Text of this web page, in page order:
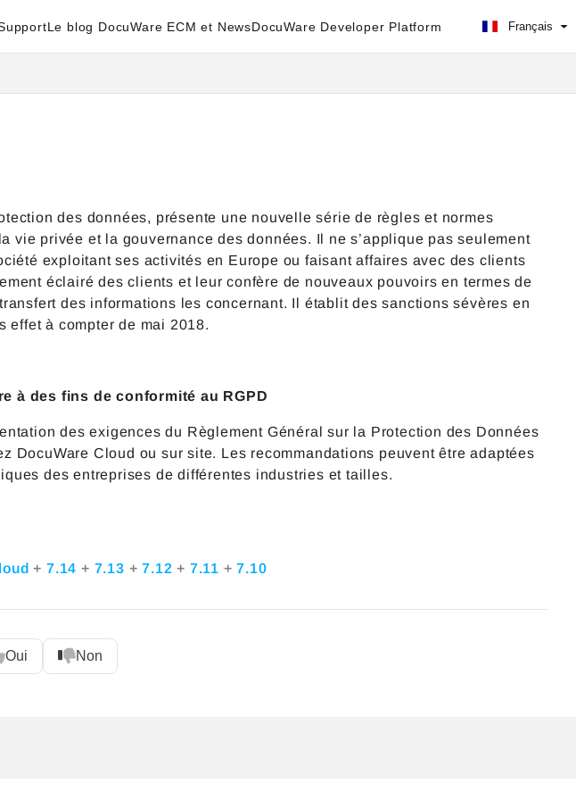
Le blog DocuWare ECM et NewsDocuWare Developer Platform Français
des données, présente une nouvelle série de règles et normes
vie privée et la gouvernance des données. Il ne s’applique pas seulement
exploitant ses activités en Europe ou faisant affaires avec des clients
éclairé des clients et leur confère de nouveaux pouvoirs en termes de
des informations les concernant. Il établit des sanctions sévères en
effet à compter de mai 2018.
à des fins de conformité au RGPD
des exigences du Règlement Général sur la Protection des Données
DocuWare Cloud ou sur site. Les recommandations peuvent être adaptées
des entreprises de différentes industries et tailles.
+7.14+ 7.13 +7.12+ 7.11 +7.10
Oui Non